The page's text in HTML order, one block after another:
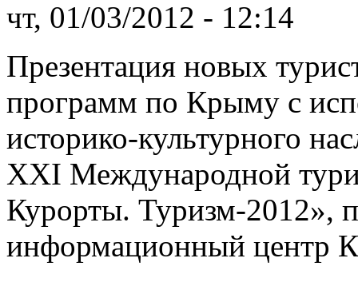
чт, 01/03/2012 - 12:14
Презентация новых
программ по Крыму с
историко-культурного
XXI Международной
Курорты. Туризм-2012»,
информационный центр